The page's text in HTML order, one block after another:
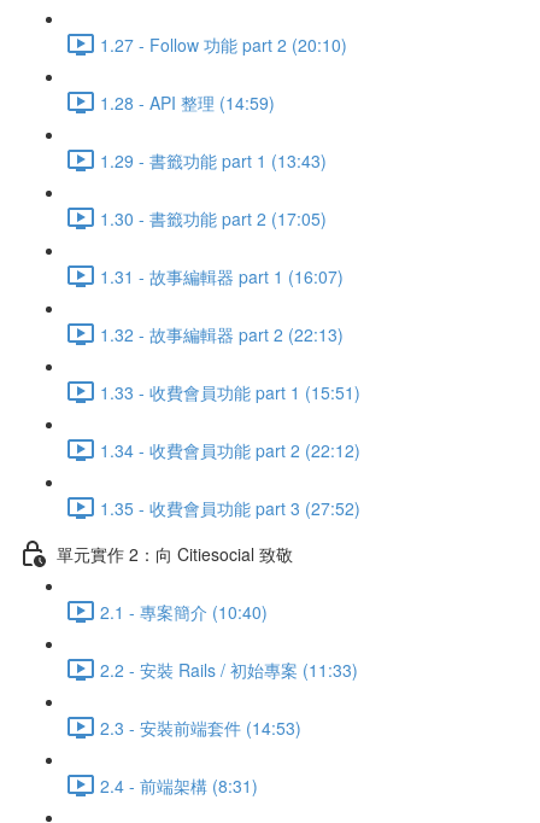
1.27 - Follow 功能 part 2 (20:10)
1.28 - API 整理 (14:59)
1.29 - 書籤功能 part 1 (13:43)
1.30 - 書籤功能 part 2 (17:05)
1.31 - 故事編輯器 part 1 (16:07)
1.32 - 故事編輯器 part 2 (22:13)
1.33 - 收費會員功能 part 1 (15:51)
1.34 - 收費會員功能 part 2 (22:12)
1.35 - 收費會員功能 part 3 (27:52)
單元實作 2：向 Citiesocial 致敬
2.1 - 專案簡介 (10:40)
2.2 - 安裝 Rails / 初始專案 (11:33)
2.3 - 安裝前端套件 (14:53)
2.4 - 前端架構 (8:31)